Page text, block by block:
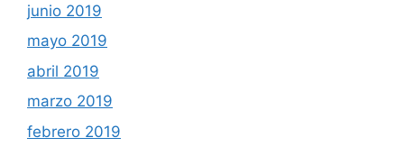
junio 2019
mayo 2019
abril 2019
marzo 2019
febrero 2019